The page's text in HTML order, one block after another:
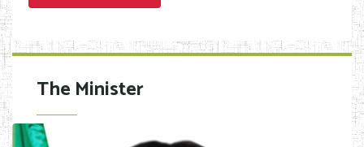
The Minister